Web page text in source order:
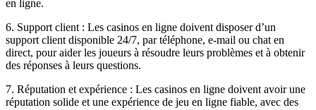
en ligne.
6. Support client : Les casinos en ligne doivent disposer d’un
support client disponible 24/7, par téléphone, e-mail ou chat en
direct, pour aider les joueurs à résoudre leurs problèmes et à obtenir
des réponses à leurs questions.
7. Réputation et expérience : Les casinos en ligne doivent avoir une
réputation solide et une expérience de jeu en ligne fiable, avec des